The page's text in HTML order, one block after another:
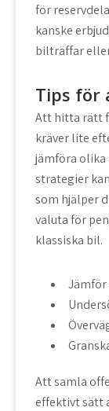
för
kanske
bilträffar
Tips för
Att hitta rätt
kräver lite
jämföra
strategier
som hjälper
valuta för
klassiska bil.
Att samla
effektivt sätt